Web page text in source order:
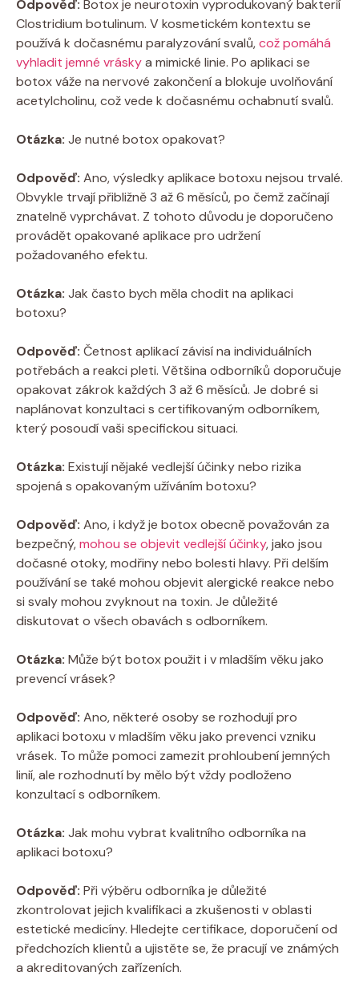
Odpověď: Botox je neurotoxin ⁢vyprodukovaný bakterií
Clostridium⁣ botulinum. V kosmetickém ‍kontextu se
používá k dočasnému paralyzování svalů,což pomáhá
vyhladit jemné vráskya mimické linie. Po aplikaci se
botox váže na ​nervové zakončení a blokuje⁤ uvolňování
acetylcholinu, což vede k dočasnému ochabnutí‌ svalů.
Otázka: Je ⁢nutné botox opakovat?
Odpověď: Ano, výsledky aplikace botoxu nejsou⁢ trvalé.
Obvykle trvají ‌přibližně 3 ‍až 6 měsíců, po ⁣čemž začínají
znatelně vyprchávat.⁣ Z tohoto⁤ důvodu je doporučeno
provádět opakované ‌aplikace pro udržení
požadovaného efektu.
Otázka: Jak často bych ⁤měla chodit⁣ na aplikaci
botoxu?
Odpověď: Četnost aplikací závisí na individuálních
potřebách a reakci pleti.⁢ Většina ⁢odborníků doporučuje
⁣opakovat zákrok každých‌ 3​ až 6 měsíců. Je dobré si
naplánovat konzultaci s certifikovaným odborníkem,
‍který posoudí vaši specifickou ⁣situaci.
Otázka: Existují nějaké vedlejší ‍účinky nebo rizika
spojená s opakovaným užíváním botoxu?
Odpověď: Ano, i když je botox obecně považován za
bezpečný,mohou se objevit vedlejší účinky, jako jsou
dočasné otoky,⁤ modřiny nebo bolesti hlavy. Při delším
používání se také mohou objevit alergické reakce nebo
si svaly mohou zvyknout​ na toxin.⁢ Je důležité
diskutovat o všech obavách s odborníkem.
Otázka: Může být botox použit i v mladším věku jako
prevencí vrásek?
Odpověď: Ano, některé osoby se‌ rozhodují pro
‍aplikaci botoxu⁣ v ‌mladším věku jako prevenci vzniku
vrásek. To může​ pomoci zamezit prohloubení ‌jemných
linií, ale rozhodnutí⁤ by mělo být vždy podloženo
konzultací s odborníkem. ⁢
Otázka: ⁣Jak ‍mohu vybrat kvalitního ⁢odborníka⁢ na
aplikaci botoxu?
Odpověď: Při výběru odborníka je důležité
zkontrolovat jejich kvalifikaci a‌ zkušenosti v oblasti
estetické medicíny. Hledejte‌ certifikace, doporučení od
předchozích klientů a ujistěte ⁣se, že⁣ pracují ve známých
a akreditovaných zařízeních.